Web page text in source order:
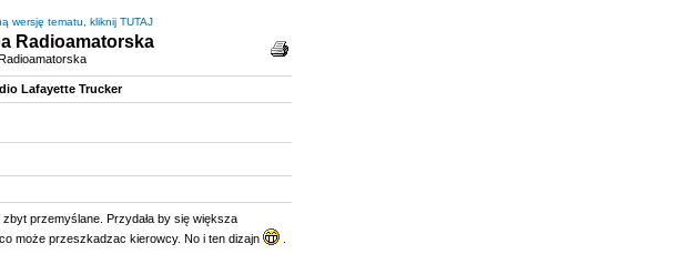
wersję tematu, kliknij TUTAJ
Radioamatorska
Lafayette Trucker
przemyślane. Przydała by się większa
może przeszkadzac kierowcy. No i ten dizajn
.